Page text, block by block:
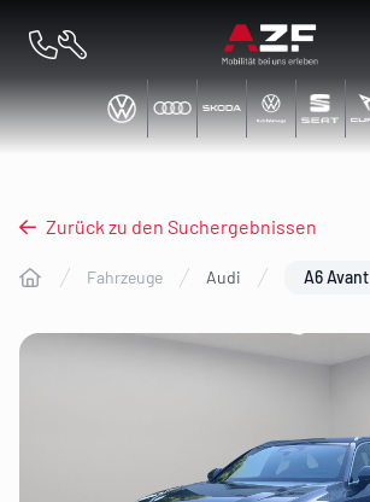
Zurück zu den Suchergebnissen
Fahrzeuge Audi A6 Avant